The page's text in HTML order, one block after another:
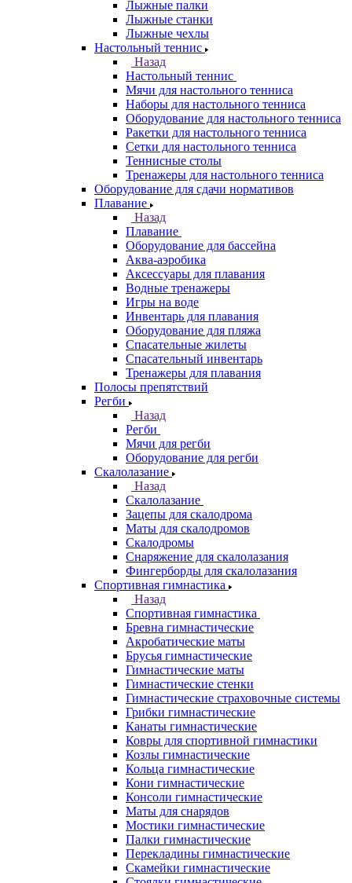
Лыжные палки
Лыжные станки
Лыжные чехлы
Настольный теннис
Назад
Настольный теннис
Мячи для настольного тенниса
Наборы для настольного тенниса
Оборудование для настольного тенниса
Ракетки для настольного тенниса
Сетки для настольного тенниса
Теннисные столы
Тренажеры для настольного тенниса
Оборудование для сдачи нормативов
Плавание
Назад
Плавание
Оборудование для бассейна
Аква-аэробика
Аксессуары для плавания
Водные тренажеры
Игры на воде
Инвентарь для плавания
Оборудование для пляжа
Спасательные жилеты
Спасательный инвентарь
Тренажеры для плавания
Полосы препятствий
Регби
Назад
Регби
Мячи для регби
Оборудование для регби
Скалолазание
Назад
Скалолазание
Зацепы для скалодрома
Маты для скалодромов
Скалодромы
Снаряжение для скалолазания
Фингерборды для скалолазания
Спортивная гимнастика
Назад
Спортивная гимнастика
Бревна гимнастические
Акробатические маты
Брусья гимнастические
Гимнастические маты
Гимнастические стенки
Гимнастические страховочные системы
Грибки гимнастические
Канаты гимнастические
Ковры для спортивной гимнастики
Козлы гимнастические
Кольца гимнастические
Кони гимнастические
Консоли гимнастические
Маты для снарядов
Мостики гимнастические
Палки гимнастические
Перекладины гимнастические
Скамейки гимнастические